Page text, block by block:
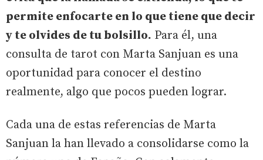
permite enfocarte en lo que tiene que decir
y te olvides de tu bolsillo. Para él, una
consulta de tarot con Marta Sanjuan es una
oportunidad para conocer el destino
realmente, algo que pocos pueden lograr.
Cada una de estas referencias de Marta
Sanjuan la han llevado a consolidarse como la